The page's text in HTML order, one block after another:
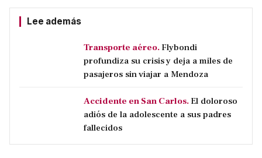
Lee además
Transporte aéreo. Flybondi
profundiza su crisis y deja a miles de
pasajeros sin viajar a Mendoza
Accidente en San Carlos. El doloroso
adiós de la adolescente a sus padres
fallecidos